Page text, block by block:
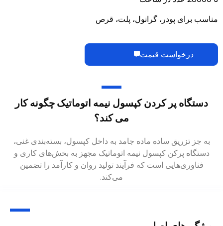
مناسب برای پودر، گرانول، پلت، قرص
درخواست قیمت
دستگاه پر کردن کپسول نیمه اتوماتیک چگونه کار
می کند؟
به جز تزریق ساده ماده جامد به داخل کپسول، بسته‌بندی غنی،
دستگاه پرکن کپسول نیمه اتوماتیک مجهز به بخش‌های کاری و
فناوری‌هایی است که فرآیند تولید روان و کارآمد را تضمین
می‌کند.